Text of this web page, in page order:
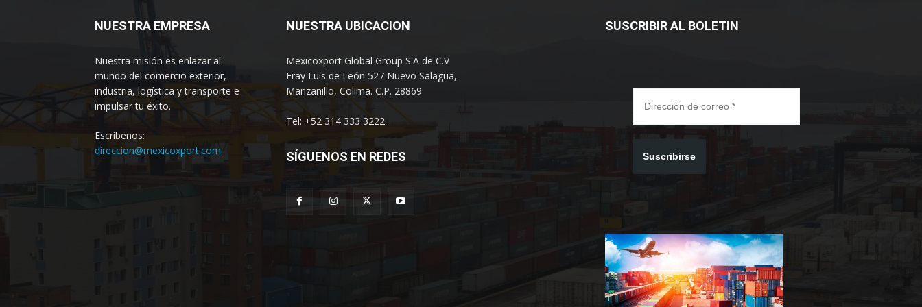
NUESTRA EMPRESA
Nuestra misión es enlazar al
mundo del comercio exterior,
industria, logística y transporte e
impulsar tu éxito.
Escríbenos:
direccion@mexicoxport.com
NUESTRA UBICACION
Mexicoxport Global Group S.A de C.V
Fray Luis de León 527 Nuevo Salagua,
Manzanillo, Colima. C.P. 28869
Tel: +52 314 333 3222
SÍGUENOS EN REDES
SUSCRIBIR AL BOLETIN
Suscribirse